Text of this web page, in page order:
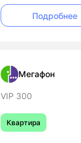
Подробнее
Мегафон
VIP 300
Квартира